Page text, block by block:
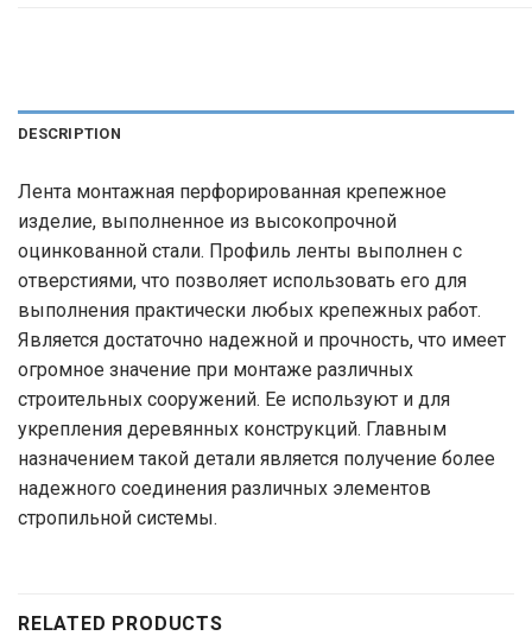
DESCRIPTION
Лента монтажная перфорированная крепежное
изделие, выполненное из высокопрочной
оцинкованной стали. Профиль ленты выполнен с
отверстиями, что позволяет использовать его для
выполнения практически любых крепежных работ.
Является достаточно надежной и прочность, что имеет
огромное значение при монтаже различных
строительных сооружений. Ее используют и для
укрепления деревянных конструкций. Главным
назначением такой детали является получение более
надежного соединения различных элементов
стропильной системы.
RELATED PRODUCTS